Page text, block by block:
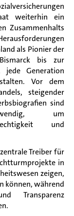
weiterhin ein
Zusammenhalts
als Pionier der
bis zur
jede Generation
Vor dem
steigender
sind
um
und
Treiber für
in
zeigen,
können, während
Transparenz